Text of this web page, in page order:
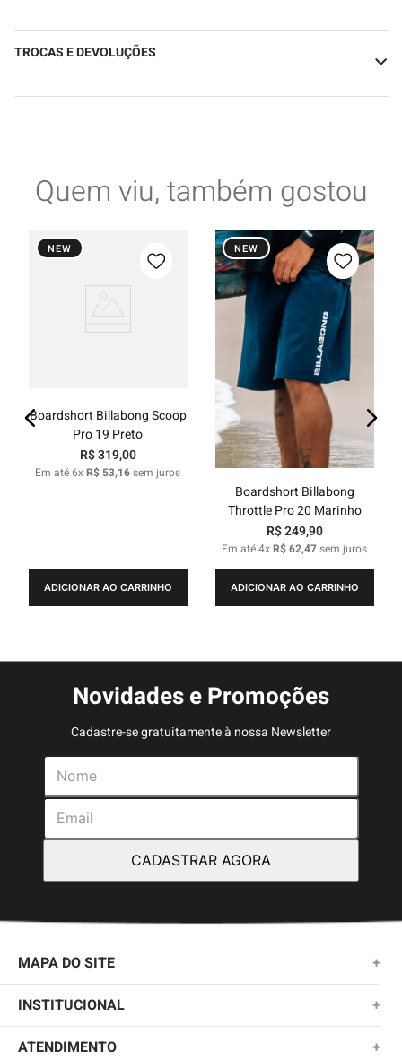
TROCAS E DEVOLUÇÕES
Quem viu, também gostou
NEW
Boardshort Billabong Scoop
Pro 19 Preto
R$319,00
Em até6xR$ 53,16sem juros
ADICIONAR AO CARRINHO
NEW
Boardshort Billabong
Throttle Pro 20 Marinho
R$249,90
Em até4xR$62,47sem juros
ADICIONAR AO CARRINHO
Novidades e Promoções
Cadastre-se gratuitamente à nossa Newsletter
CADASTRAR AGORA
MAPA DO SITE +
NOVIDADES
MASCULINO
INSTITUCIONAL +
SOBRE NÓS
ATENDIMENTO +